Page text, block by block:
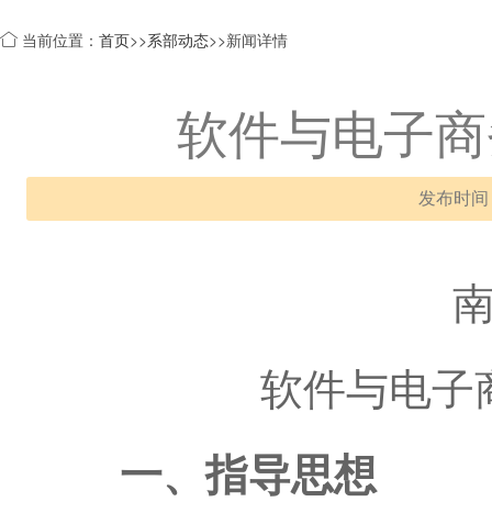
当前位置： 首页>>系部动态>>新闻详情
软件与电子
发布时间
软件与电子
一、指导思想